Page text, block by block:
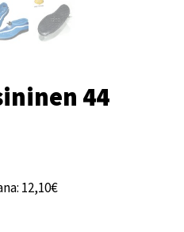
44
12,10€